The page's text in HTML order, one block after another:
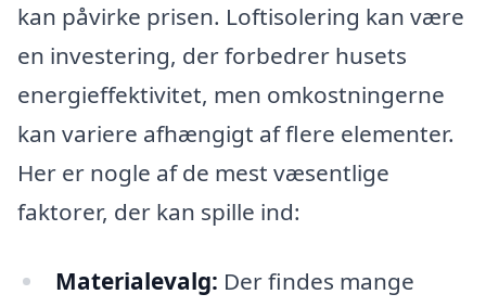
kan påvirke prisen. Loftisolering kan være
en investering, der forbedrer husets
energieffektivitet, men omkostningerne
kan variere afhængigt af flere elementer.
Her er nogle af de mest væsentlige
faktorer, der kan spille ind:
Materialevalg: Der findes mange